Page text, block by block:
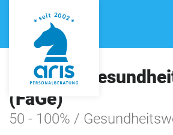
Fachfrau
(FaGe)
50 - 100% /